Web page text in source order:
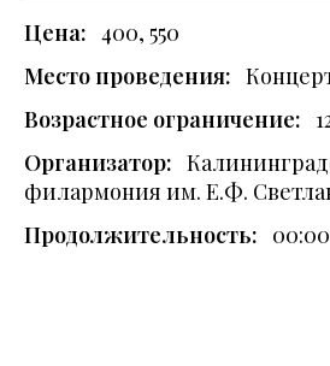
Цена: 400, 550
Место проведения:
Возрастное ограничение:
Организатор:
филармония им. Е.Ф.
Продолжительность: